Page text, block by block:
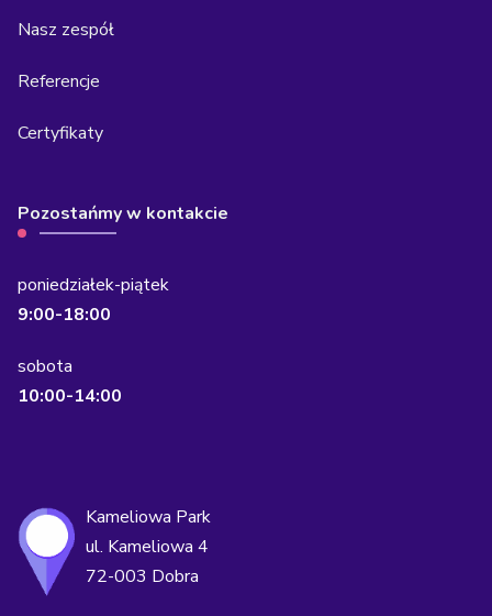
Nasz zespół
Referencje
Certyfikaty
Pozostańmy w kontakcie
poniedziałek-piątek
9:00-18:00
sobota
10:00-14:00
Kameliowa Park
ul. Kameliowa 4
72-003 Dobra